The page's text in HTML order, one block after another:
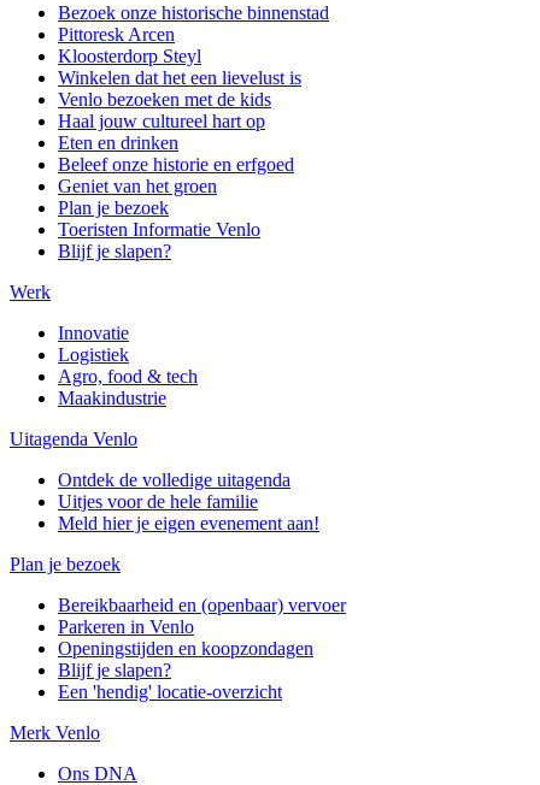
Bezoek onze historische binnenstad
Pittoresk Arcen
Kloosterdorp Steyl
Winkelen dat het een lievelust is
Venlo bezoeken met de kids
Haal jouw cultureel hart op
Eten en drinken
Beleef onze historie en erfgoed
Geniet van het groen
Plan je bezoek
Toeristen Informatie Venlo
Blijf je slapen?
Werk
Innovatie
Logistiek
Agro, food & tech
Maakindustrie
Uitagenda Venlo
Ontdek de volledige uitagenda
Uitjes voor de hele familie
Meld hier je eigen evenement aan!
Plan je bezoek
Bereikbaarheid en (openbaar) vervoer
Parkeren in Venlo
Openingstijden en koopzondagen
Blijf je slapen?
Een 'hendig' locatie-overzicht
Merk Venlo
Ons DNA